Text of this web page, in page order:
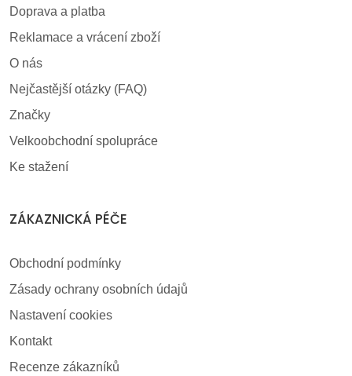
Doprava a platba
Reklamace a vrácení zboží
O nás
Nejčastější otázky (FAQ)
Značky
Velkoobchodní spolupráce
Ke stažení
ZÁKAZNICKÁ PÉČE
Obchodní podmínky
Zásady ochrany osobních údajů
Nastavení cookies
Kontakt
Recenze zákazníků